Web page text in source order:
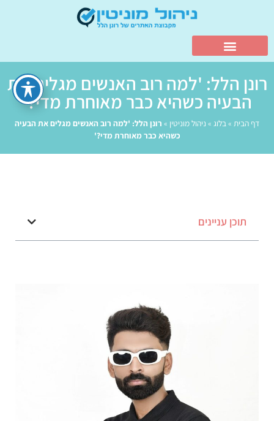
רונן הלל: 'למה רוב האנשים מגלים את
הבעיה כשהיא כבר מאוחרת מדי?'
דף הבית »בלוג » ניהול מוניטין » רונן הלל: 'למה רוב האנשים מגלים את הבעיה
כשהיא כבר מאוחרת מדי?'
תוכן עניינים